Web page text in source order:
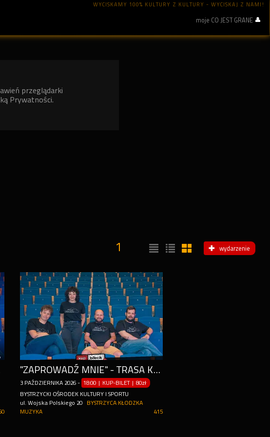
WYCISKAMY 100% KULTURY Z KULTURY - WYCISKAJ Z NAMI!
moje CO JEST GRANE
przeglądarki
Prywatności.
wydarzenie
1
"ZAPROWADŹ MNIE" - TRASA KONCERTOWA PROMUJĄCA NAJNOWSZE WYDAWNICTWO ZESPOŁU PONAD CHMURAMI
3 PAŹDZIERNIKA 2026 - 18:00 | KUP-BILET | 80zł
BYSTRZYCKI OŚRODEK KULTURY I SPORTU
ul. Wojska Polskiego 20
BYSTRZYCA KŁODZKA
415
MUZYKA